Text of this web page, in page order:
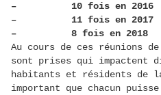
– 10 fois en 2016
– 11 fois en 2017
– 8 fois en 2018
Au cours de ces réunions
sont prises qui impactent
habitants et résidents de
important que chacun